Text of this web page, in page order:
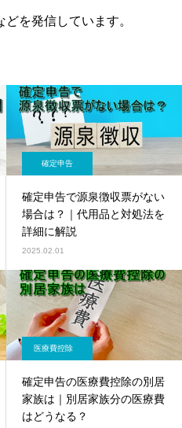
を発信しています。
確定申告
確定申告で源泉徴収票がない
場合は？｜代用品と対処法を
詳細に解説
2025.02.01
医療費控除
確定申告の医療費控除の別居
家族は｜別居家族分の医療費
はどうなる？